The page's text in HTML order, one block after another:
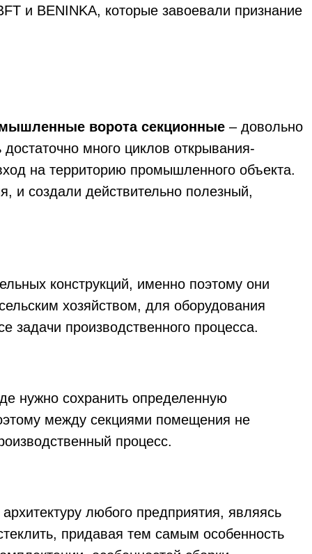
и BENINKA, которые завоевали признание
ворота секционные – довольно
много циклов открывания-
на территорию промышленного объекта.
и создали действительно полезный,
конструкций, именно поэтому они
хозяйством, для оборудования
производственного процесса.
нужно сохранить определенную
между секциями помещения не
процесс.
любого предприятия, являясь
придавая тем самым особенность